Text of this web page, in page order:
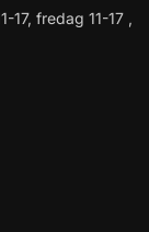
fredag 11-17 ,